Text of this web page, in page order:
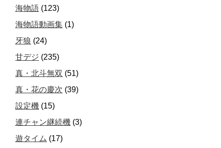
海物語 (123)
海物語動画集 (1)
牙狼 (24)
甘デジ (235)
真・北斗無双 (51)
真・花の慶次 (39)
設定機 (15)
連チャン継続機 (3)
遊タイム (17)